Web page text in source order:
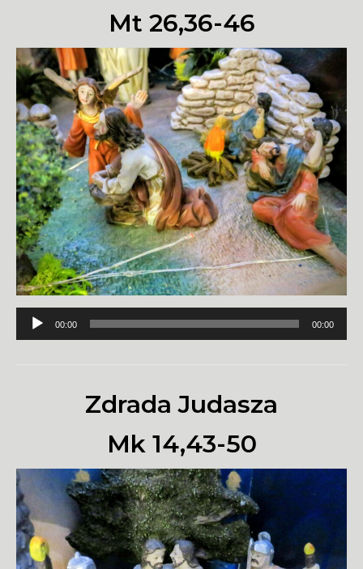
Mt 26,36-46
Odtwarzacz
plików
00:00 00:00
Zdrada Judasza
Mk 14,43-50